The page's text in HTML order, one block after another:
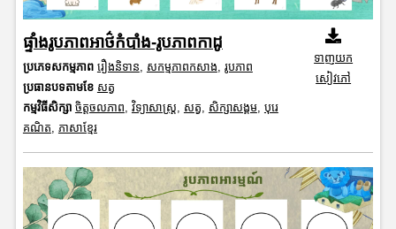
ផ្ទាំងរូបភាពអាថ៌កំបាំង-រូបភាពកាដូ
ប្រភេទសកម្មភាព រឿងនិទាន, សកម្មភាពកសាង, រូបភាព
ប្រធានបទតាមខែ សត្វ
កម្មវិធីសិក្សា ចិត្តចលភាព, វិទ្យាសាស្រ្ត, សត្វ, សិក្សាសង្គម, បុរេ
គណិត, ភាសាខ្មែរ
ទាញយក
សៀវភៅ